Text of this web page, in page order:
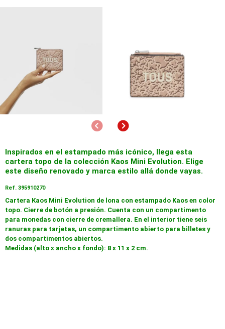
AnteriorSiguiente
Inspirados en el estampado más icónico, llega esta
cartera topo de la colección Kaos Mini Evolution. Elige
este diseño renovado y marca estilo allá donde vayas.
Ref. 395910270
Cartera Kaos Mini Evolution de lona con estampado Kaos en color
topo. Cierre de botón a presión. Cuenta con un compartimento
para monedas con cierre de cremallera. En el interior tiene seis
ranuras para tarjetas, un compartimento abierto para billetes y
dos compartimentos abiertos.
Medidas (alto x ancho x fondo): 8 x 11 x 2 cm.